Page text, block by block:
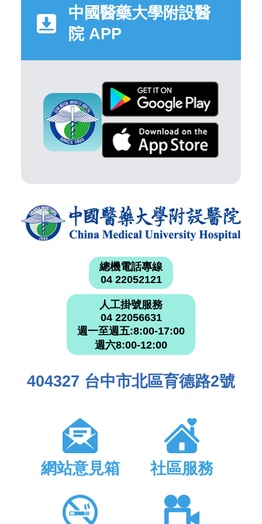
中國醫藥大學附設醫
院 APP
總機電話專線
04 22052121
人工掛號服務
04 22056631
週一至週五:8:00-17:00
週六8:00-12:00
404327 台中市北區育德路2號
網站意見箱 社區服務